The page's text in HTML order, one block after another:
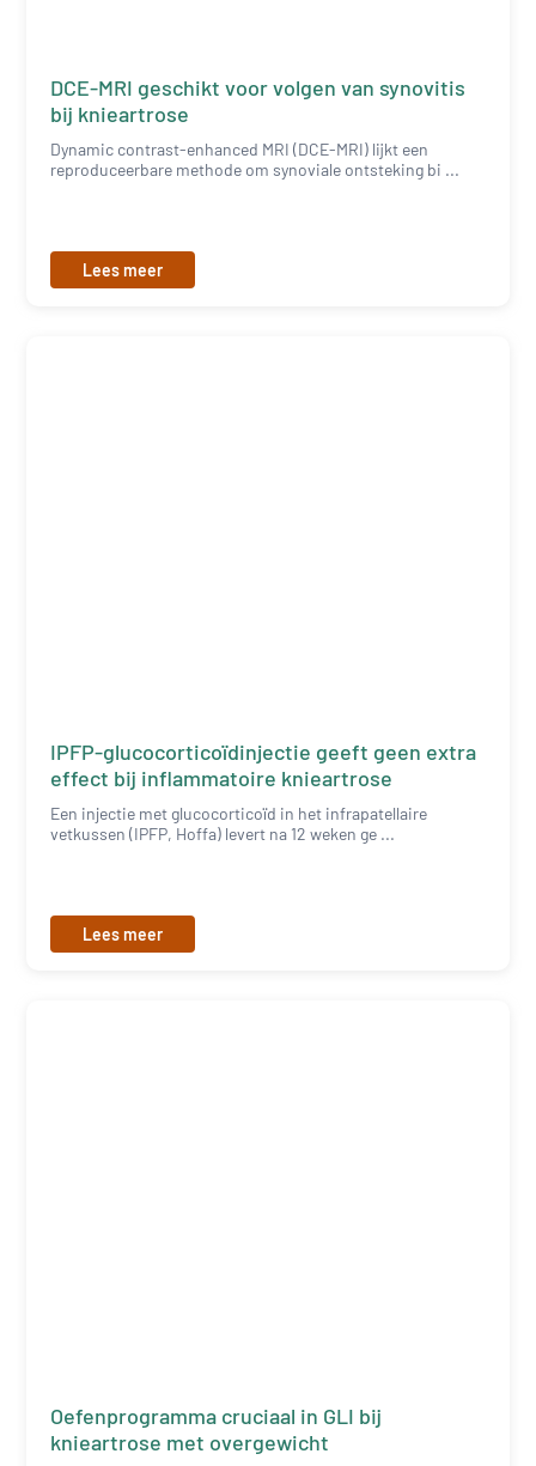
DCE-MRI geschikt voor volgen van synovitis
bij knieartrose
Dynamic contrast-enhanced MRI (DCE-MRI) lijkt een
reproduceerbare methode om synoviale ontsteking bi ...
Lees meer
IPFP-glucocorticoïdinjectie geeft geen extra
effect bij inflammatoire knieartrose
Een injectie met glucocorticoïd in het infrapatellaire
vetkussen (IPFP, Hoffa) levert na 12 weken ge ...
Lees meer
Oefenprogramma cruciaal in GLI bij
knieartrose met overgewicht